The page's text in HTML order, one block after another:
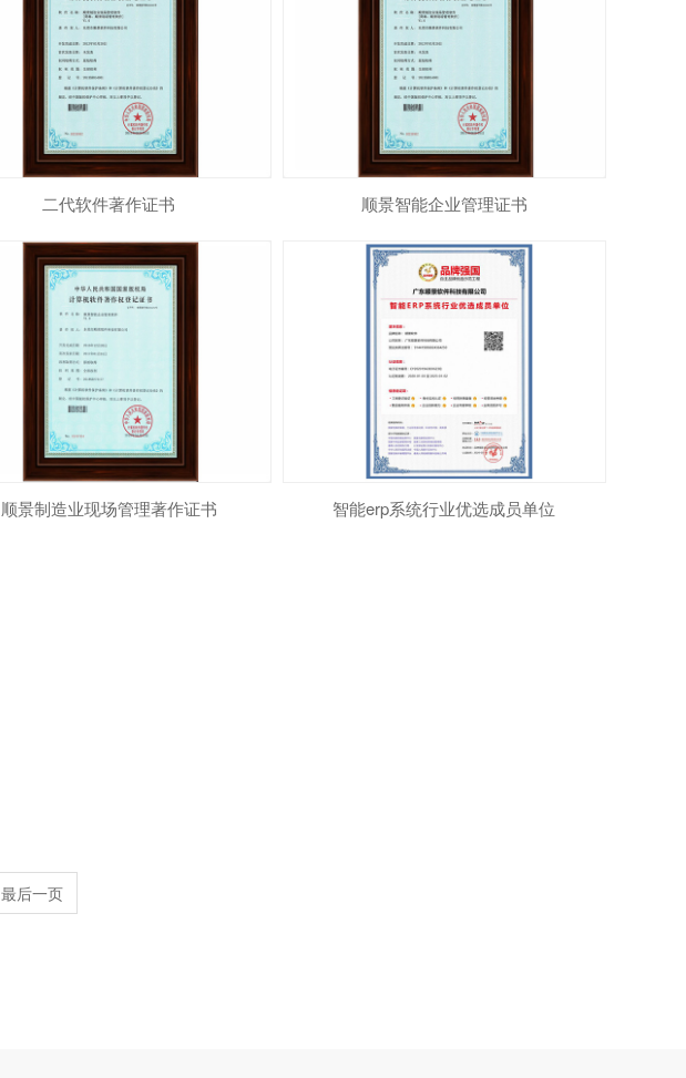
二代软件著作证书 顺景智能企业管理证书
顺景制造业现场管理著作证书 智能erp系统行业优选成员单位
最后一页